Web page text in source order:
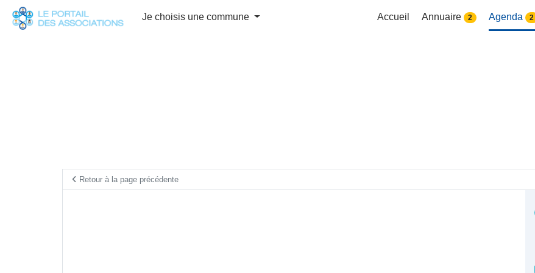
Je choisis une commune Accueil Annuaire 2 Agenda 2
Retour à la page précédente
Panneau de gestion des cookies